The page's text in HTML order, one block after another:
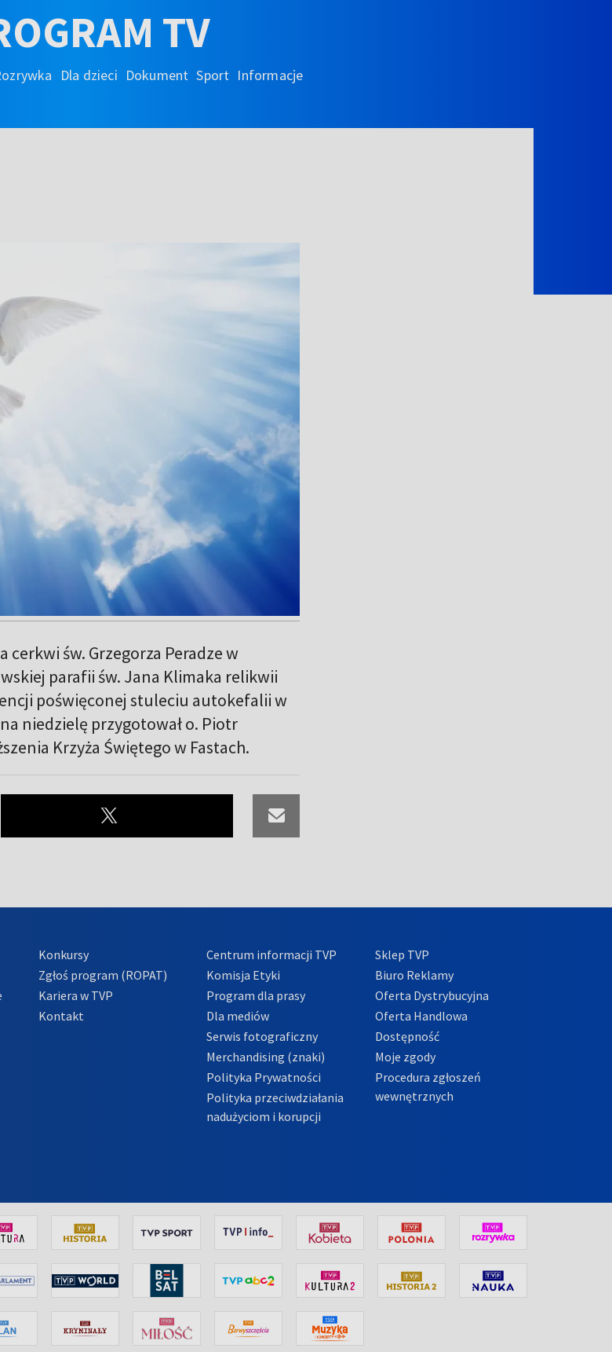
TV
Dla dzieci Dokument Sport Informacje
cerkwi św. Grzegorza Peradze w
parafii św. Jana Klimaka relikwii
poświęconej stuleciu autokefalii w
niedzielę przygotował o. Piotr
Krzyża Świętego w Fastach.
Konkursy
Zgłoś program (ROPAT)
Kariera w TVP
Kontakt
Centrum informacji TVP
Komisja Etyki
Program dla prasy
Dla mediów
Serwis fotograficzny
Merchandising (znaki)
Polityka Prywatności
Polityka przeciwdziałania
nadużyciom i korupcji
Sklep TVP
Biuro Reklamy
Oferta Dystrybucyjna
Oferta Handlowa
Dostępność
Moje zgody
Procedura zgłoszeń
wewnętrznych